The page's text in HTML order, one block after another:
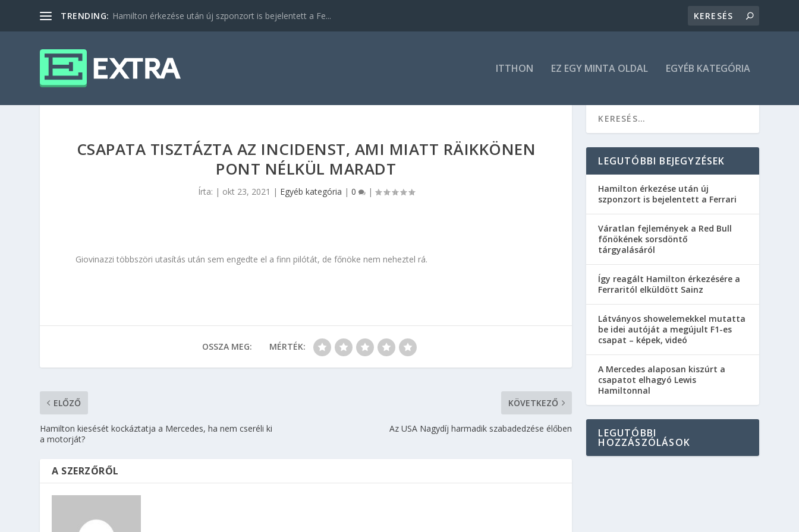
TRENDING: Hamilton érkezése után új szponzort is bejelentett a Fe...
ITTHON EZ EGY MINTA OLDAL EGYÉB KATEGÓRIA
CSAPATA TISZTÁZTA AZ INCIDENST, AMI MIATT RÄIKKÖNEN
PONT NÉLKÜL MARADT
Írta: | okt 23, 2021 | Egyéb kategória | 0 |
Giovinazzi többszöri utasítás után sem engedte el a finn pilótát, de főnöke nem neheztel rá.
OSSZA MEG: MÉRTÉK:
ELŐZŐ
Hamilton kiesését kockáztatja a Mercedes, ha nem cseréli ki
a motorját?
KÖVETKEZŐ
Az USA Nagydíj harmadik szabadedzése élőben
A SZERZŐRŐL
LEGUTÓBBI BEJEGYZÉSEK
Hamilton érkezése után új
szponzort is bejelentett a Ferrari
Váratlan fejlemények a Red Bull
főnökének sorsdöntő
tárgyalásáról
Így reagált Hamilton érkezésére a
Ferraritól elküldött Sainz
Látványos showelemekkel mutatta
be idei autóját a megújult F1-es
csapat – képek, videó
A Mercedes alaposan kiszúrt a
csapatot elhagyó Lewis
Hamiltonnal
LEGUTÓBBI
HOZZÁSZÓLÁSOK